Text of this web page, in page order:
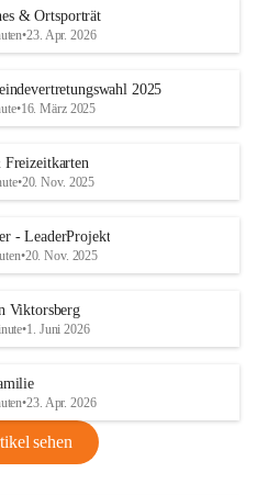
& Ortsporträt
•23. Apr. 2026
2025
•16. März 2025
Freizeitkarten
•20. Nov. 2025
- LeaderProjekt
•20. Nov. 2025
Viktorsberg
•1. Juni 2026
•23. Apr. 2026
sehen